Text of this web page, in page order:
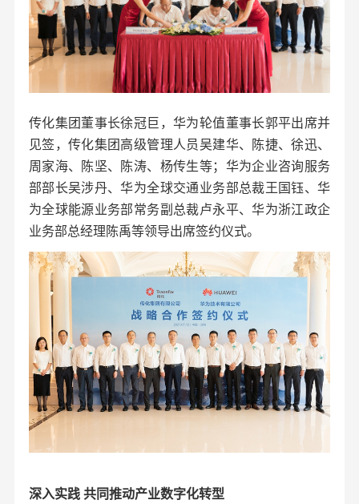
传化集团董事长徐冠巨，华为轮值董事长郭平出席并
见签，传化集团高级管理人员吴建华、陈捷、徐迅、
周家海、陈坚、陈涛、杨传生等；华为企业咨询服务
部部长吴涉丹、华为全球交通业务部总裁王国钰、华
为全球能源业务部常务副总裁卢永平、华为浙江政企
业务部总经理陈禹等领导出席签约仪式。
深入实践 共同推动产业数字化转型